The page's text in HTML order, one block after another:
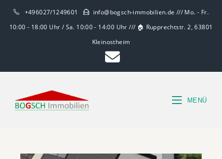
+496027/1249601
info@bogsch-immobilien.de /// Mo. - Fr.
10:00 - 18:00 Uhr / Sa. 10:00 - 14:00 Uhr /// 🏠 Rupprechtstr. 2, 63801
Kleinostheim
MENÜ